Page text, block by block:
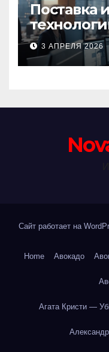
Поставка
3 АПРЕЛЯ 2026
Сайт работает на
Home Авокадо
Агата Кристи —